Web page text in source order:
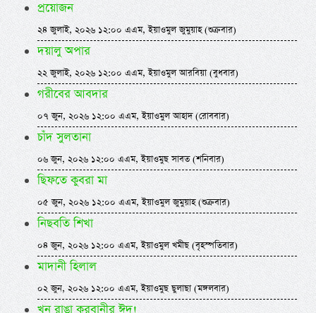
প্রয়োজন
২৪ জুলাই, ২০২৬ ১২:০০ এএম, ইয়াওমুল জুমুয়াহ (শুক্রবার)
দয়ালু অপার
২২ জুলাই, ২০২৬ ১২:০০ এএম, ইয়াওমুল আরবিয়া (বুধবার)
গরীবের আবদার
০৭ জুন, ২০২৬ ১২:০০ এএম, ইয়াওমুল আহাদ (রোববার)
চাঁদ সুলতানা
০৬ জুন, ২০২৬ ১২:০০ এএম, ইয়াওমুছ সাবত (শনিবার)
ছিফতে কুবরা মা
০৫ জুন, ২০২৬ ১২:০০ এএম, ইয়াওমুল জুমুয়াহ (শুক্রবার)
নিছবতি শিখা
০৪ জুন, ২০২৬ ১২:০০ এএম, ইয়াওমুল খমীছ (বৃহস্পতিবার)
মাদানী হিলাল
০২ জুন, ২০২৬ ১২:০০ এএম, ইয়াওমুছ ছুলাছা (মঙ্গলবার)